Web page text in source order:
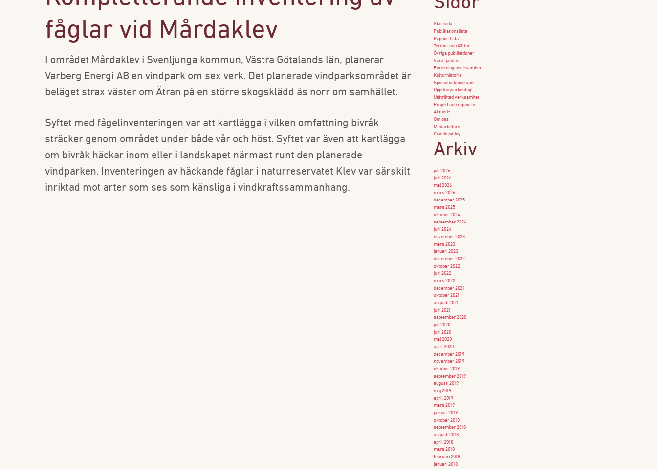
fåglar vid Mårdaklev
I området Mårdaklev i Svenljunga kommun, Västra Götalands län, planerar
Varberg Energi AB en vindpark om sex verk. Det planerade vindparksområdet är
beläget strax väster om Ätran på en större skogsklädd ås norr om samhället.
Syftet med fågelinventeringen var att kartlägga i vilken omfattning bivråk
sträcker genom området under både vår och höst. Syftet var även att kartlägga
om bivråk häckar inom eller i landskapet närmast runt den planerade
vindparken. Inventeringen av häckande fåglar i naturreservatet Klev var särskilt
inriktad mot arter som ses som känsliga i vindkraftssammanhang.
Startsida
Publikationslista
Rapportlista
Termer och källor
Övriga publikationer
Våra tjänster
Forskningsverksamhet
Kulturhistoria
Specialistkunskaper
Uppdragsarkeologi
Utåtriktad verksamhet
Projekt och rapporter
Aktuellt
Om oss
Medarbetare
Cookie policy
Arkiv
juli 2026
juni 2026
maj 2026
mars 2026
december 2025
mars 2025
oktober 2024
september 2024
juni 2024
november 2023
mars 2023
januari 2023
december 2022
oktober 2022
juni 2022
mars 2022
december 2021
oktober 2021
augusti 2021
juni 2021
september 2020
juli 2020
juni 2020
maj 2020
april 2020
december 2019
november 2019
oktober 2019
september 2019
augusti 2019
maj 2019
april 2019
mars 2019
januari 2019
oktober 2018
september 2018
augusti 2018
april 2018
mars 2018
februari 2018
januari 2018